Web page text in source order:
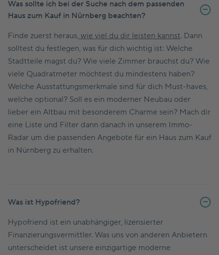
Was sollte ich bei der Suche nach dem passenden
Haus zum Kauf in Nürnberg beachten?
Finde zuerst heraus, wie viel du dir leisten kannst. Dann
solltest du festlegen, was für dich wichtig ist: Welche
Stadtteile magst du? Wie viele Zimmer brauchst du? Wie
viele Quadratmeter möchtest du mindestens haben?
Welche Ausstattungsmerkmale sind für dich Must-haves,
welche optional? Soll es ein moderner Neubau oder
lieber ein Altbau mit besonderem Charme sein? Mach dir
eine Liste und Filter dann danach in unserem Immo-
Radar um die passenden Angebote für ein Haus zum Kauf
in Nürnberg zu erhalten.
Was ist Hypofriend?
Hypofriend ist ein unabhängiger, lizensierter
Finanzierungsvermittler. Was uns von anderen Anbietern
unterscheidet ist unsere einzigartige moderne